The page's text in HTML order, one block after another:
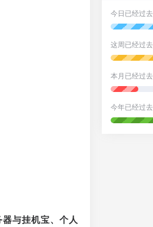
与挂机宝、个人
今日已经过去
这周已经过去
本月已经过去
今年已经过去